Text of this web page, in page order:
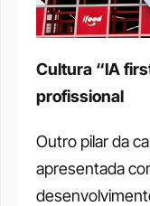
Cultura “IA
profissional
Outro pilar da
apresentada